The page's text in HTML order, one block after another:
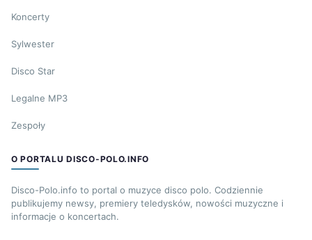
Koncerty
Sylwester
Disco Star
Legalne MP3
Zespoły
O PORTALU DISCO-POLO.INFO
Disco-Polo.info to portal o muzyce disco polo. Codziennie
publikujemy newsy, premiery teledysków, nowości muzyczne i
informacje o koncertach.